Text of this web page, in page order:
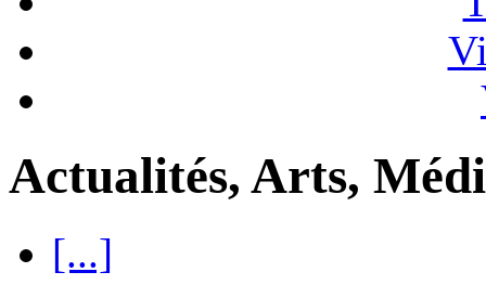
Actualités, Arts,
[...]